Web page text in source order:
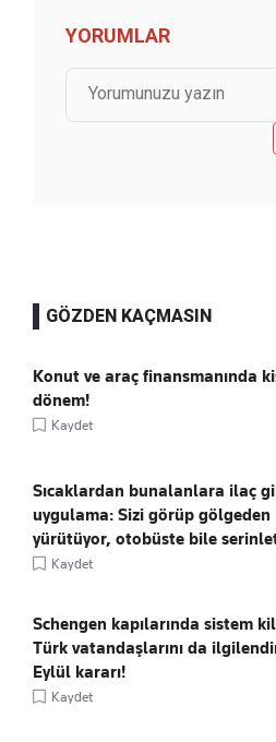
YORUMLAR
GÖZDEN KAÇMASIN
Konut ve araç finansmanında
dönem!
Kaydet
Sıcaklardan bunalanlara ilaç
uygulama: Sizi görüp gölgeden
yürütüyor, otobüste bile
Kaydet
Schengen kapılarında sistem
Türk vatandaşlarını da
Eylül kararı!
Kaydet